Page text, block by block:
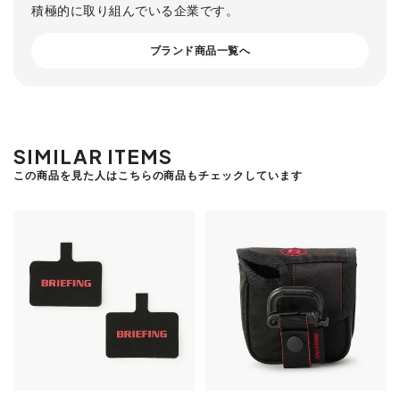
積極的に取り組んでいる企業です。
ブランド商品一覧へ
SIMILAR ITEMS
この商品を見た人はこちらの商品もチェックしています